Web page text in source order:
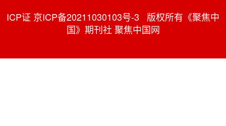
ICP证 京ICP备20211030103号-3 版权所有《聚焦中
国》期刊社 聚焦中国网